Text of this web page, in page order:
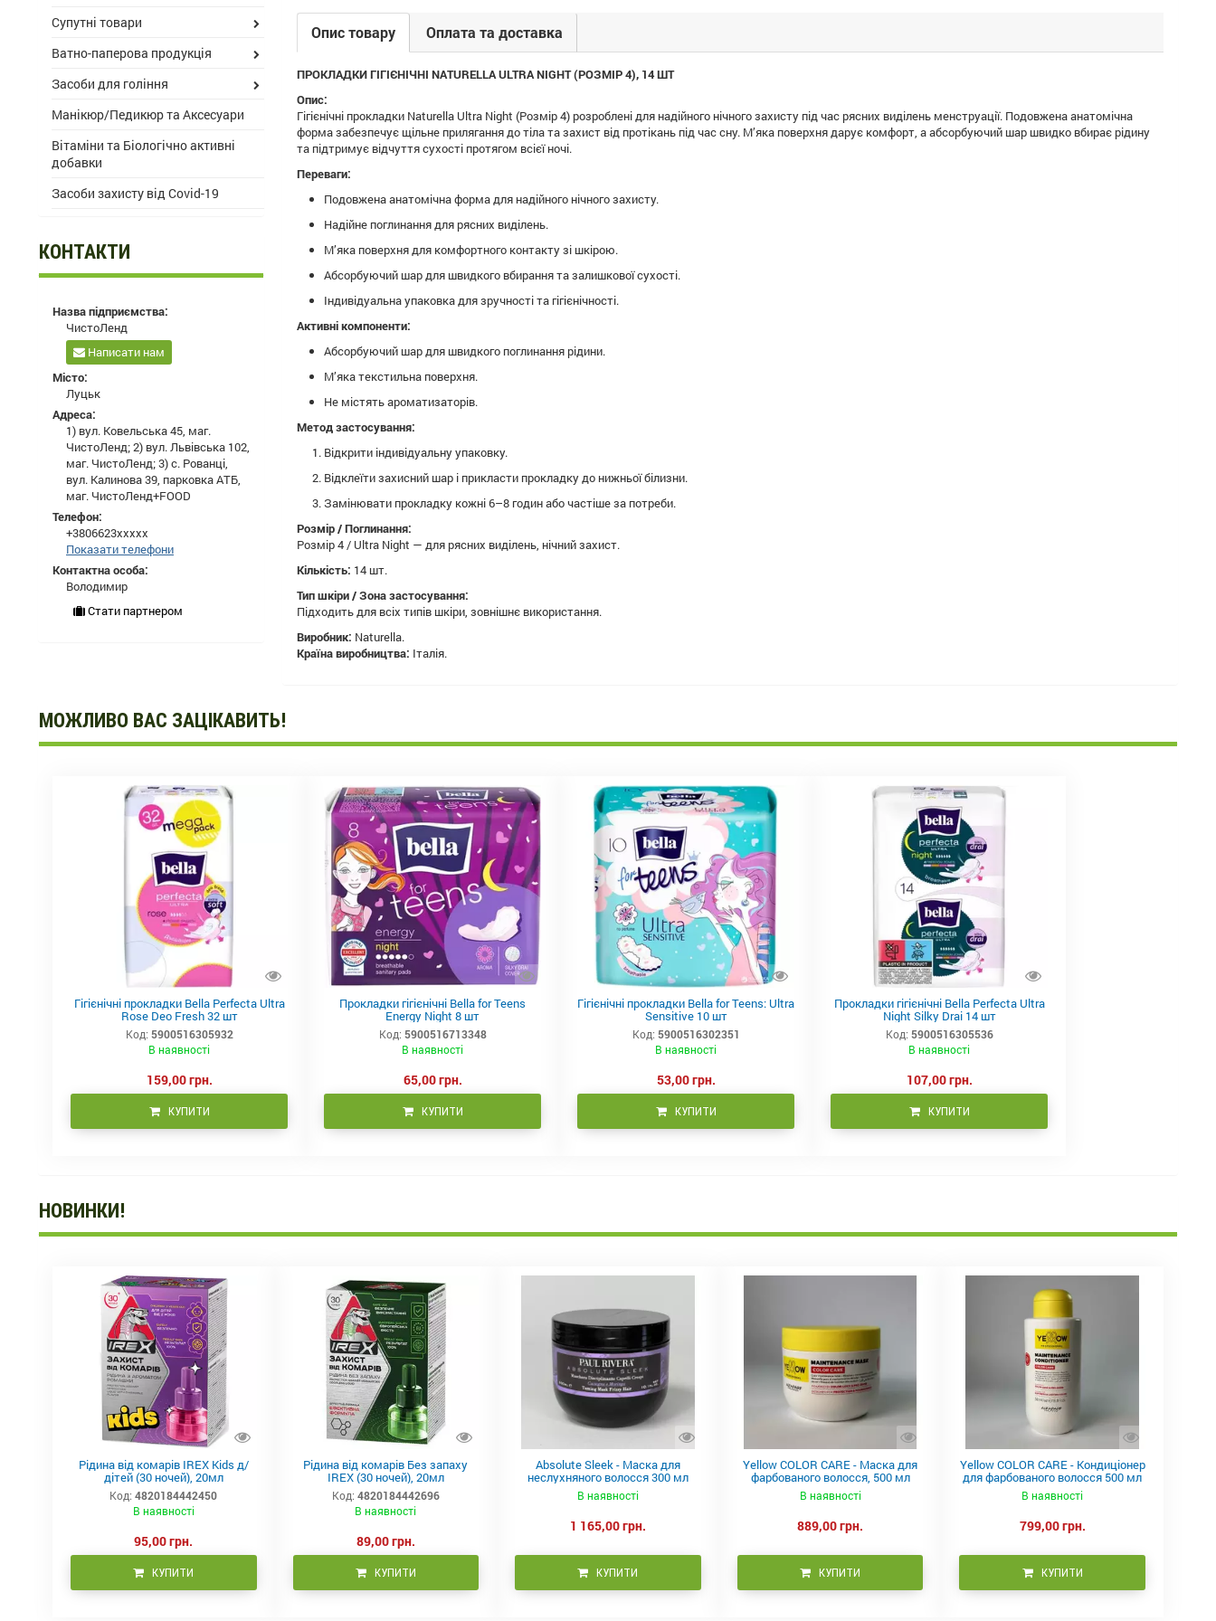
Опис товару Оплата та доставка
ПРОКЛАДКИ ГІГІЄНІЧНІ NATURELLA ULTRA NIGHT (РОЗМІР 4), 14 ШТ
Опис:
Гігієнічні прокладки Naturella Ultra Night (Розмір 4) розроблені для надійного нічного захисту під час рясних виділень менструації. Подовжена анатомічна
форма забезпечує щільне прилягання до тіла та захист від протікань під час сну. М’яка поверхня дарує комфорт, а абсорбуючий шар швидко вбирає рідину
та підтримує відчуття сухості протягом всієї ночі.
Переваги:
Подовжена анатомічна форма для надійного нічного захисту.
Надійне поглинання для рясних виділень.
М’яка поверхня для комфортного контакту зі шкірою.
Абсорбуючий шар для швидкого вбирання та залишкової сухості.
Індивідуальна упаковка для зручності та гігієнічності.
Активні компоненти:
Абсорбуючий шар для швидкого поглинання рідини.
М’яка текстильна поверхня.
Не містять ароматизаторів.
Метод застосування:
Відкрити індивідуальну упаковку.
Відклеїти захисний шар і прикласти прокладку до нижньої білизни.
Замінювати прокладку кожні 6–8 годин або частіше за потреби.
Розмір / Поглинання:
Розмір 4 / Ultra Night — для рясних виділень, нічний захист.
Кількість: 14 шт.
Тип шкіри / Зона застосування:
Підходить для всіх типів шкіри, зовнішнє використання.
Виробник: Naturella.
Країна виробництва: Італія.
Супутні товари
Ватно-паперова продукція
Засоби для гоління
Манікюр/Педикюр та Аксесуари
Вітаміни та Біологічно активні
добавки
Засоби захисту від Covid-19
КОНТАКТИ
Назва підприємства:
ЧистоЛенд
Написати нам
Місто:
Луцьк
Адреса:
1) вул. Ковельська 45, маг.
ЧистоЛенд; 2) вул. Львівська 102,
маг. ЧистоЛенд; 3) с. Рованці,
вул. Калинова 39, парковка АТБ,
маг. ЧистоЛенд+FOOD
Телефон:
+3806623xxxxx
Показати телефони
Контактна особа:
Володимир
Стати партнером
МОЖЛИВО ВАС ЗАЦІКАВИТЬ!
Гігієнічні прокладки Bella Perfecta Ultra
Rose Deo Fresh 32 шт
Код: 5900516305932
В наявності
159,00 грн.
КУПИТИ
Прокладки гігієнічні Bella for Teens
Energy Night 8 шт
Код: 5900516713348
В наявності
65,00 грн.
КУПИТИ
Гігієнічні прокладки Bella for Teens: Ultra
Sensitive 10 шт
Код: 5900516302351
В наявності
53,00 грн.
КУПИТИ
Прокладки гігієнічні Bella Perfecta Ultra
Night Silky Drai 14 шт
Код: 5900516305536
В наявності
107,00 грн.
КУПИТИ
НОВИНКИ!
Рідина від комарів IREX Kids д/
дітей (30 ночей), 20мл
Код: 4820184442450
В наявності
95,00 грн.
КУПИТИ
Рідина від комарів Без запаху
IREX (30 ночей), 20мл
Код: 4820184442696
В наявності
89,00 грн.
КУПИТИ
Absolute Sleek - Маска для
неслухняного волосся 300 мл
В наявності
1 165,00 грн.
КУПИТИ
Yellow COLOR CARE - Маска для
фарбованого волосся, 500 мл
В наявності
889,00 грн.
КУПИТИ
Yellow COLOR CARE - Кондиціонер
для фарбованого волосся 500 мл
В наявності
799,00 грн.
КУПИТИ